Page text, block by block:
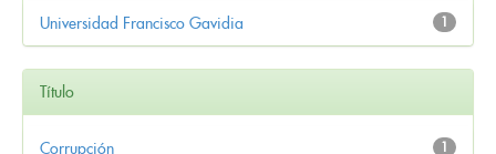
1
Universidad Francisco Gavidia
Título
1
Corrupción